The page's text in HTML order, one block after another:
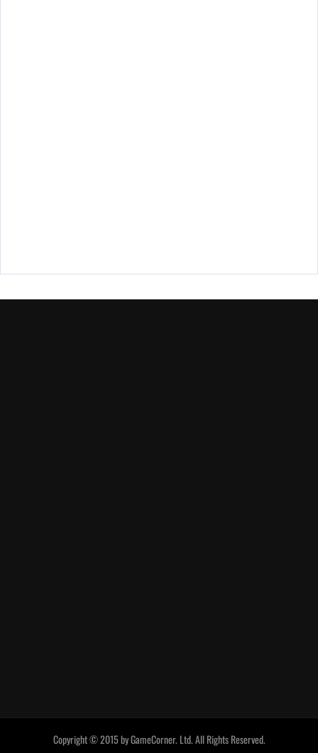
Copyright © 2015 by GameCorner. Ltd. All Rights Reserved.